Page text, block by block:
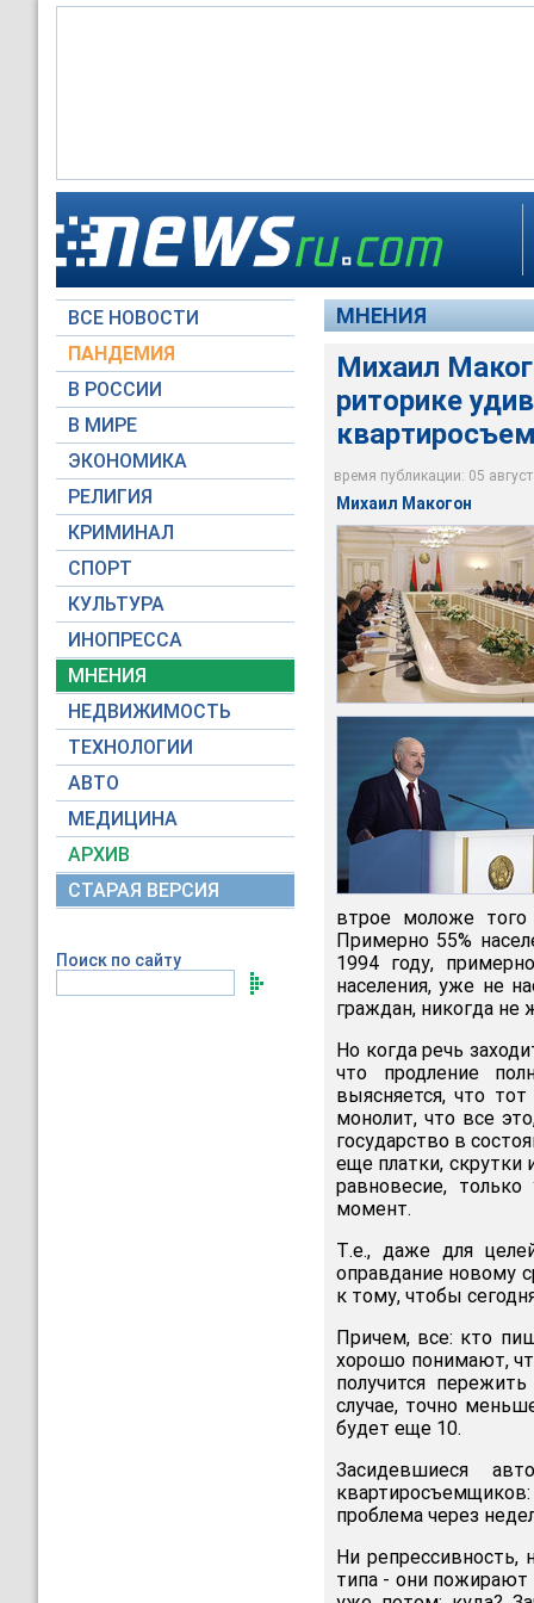
ВСЕ НОВОСТИ
ПАНДЕМИЯ
В РОССИИ
В МИРЕ
ЭКОНОМИКА
РЕЛИГИЯ
КРИМИНАЛ
СПОРТ
КУЛЬТУРА
ИНОПРЕССА
МНЕНИЯ
НЕДВИЖИМОСТЬ
ТЕХНОЛОГИИ
АВТО
МЕДИЦИНА
АРХИВ
СТАРАЯ ВЕРСИЯ
Поиск по сайту
МНЕНИЯ
Михаил
риторике
время публикации: 05
Михаил Макогон
Пресс-служба
Пресс-служба
втрое моложе того
Примерно 55%
1994 году,
населения, уже не
граждан, никогда не
Но когда речь
что продление
выясняется, что
монолит, что все
государство в
еще платки, скрутки
равновесие,
момент.
Т.е., даже для
оправдание новому
к тому, чтобы
Причем, все: кто
хорошо понимают,
получится
случае, точно
будет еще 10.
Засидевшиеся
проблема через
Ни репрессивность,
типа - они пожирают